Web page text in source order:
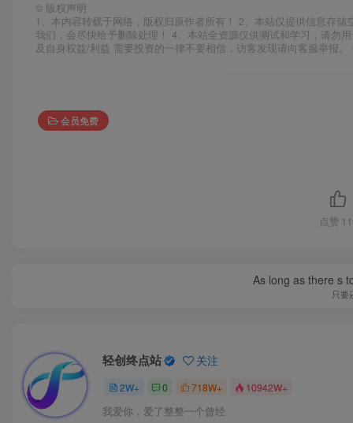
© 版权声明
1、本内容转载于网络，版权归原作者所有！ 2、本站仅提供信息存
我们，会尽快给予删除处理！ 4、本站全资源仅供测试和学习，请勿
及自身权益/利益 需要投资的一律不要相信，访客发现请向客服举报
会员免费
点赞
As long as there s
只要
轻创终点站 关注
2W+ 0 718W+ 10942W+
我爱你，爱了整整一个曾经